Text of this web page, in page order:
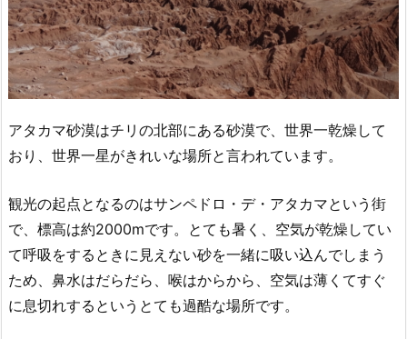
アタカマ砂漠はチリの北部にある砂漠で、世界一乾燥して
おり、世界一星がきれいな場所と言われています。
観光の起点となるのはサンペドロ・デ・アタカマという街
で、標高は約2000mです。とても暑く、空気が乾燥してい
て呼吸をするときに見えない砂を一緒に吸い込んでしまう
ため、鼻水はだらだら、喉はからから、空気は薄くてすぐ
に息切れするというとても過酷な場所です。